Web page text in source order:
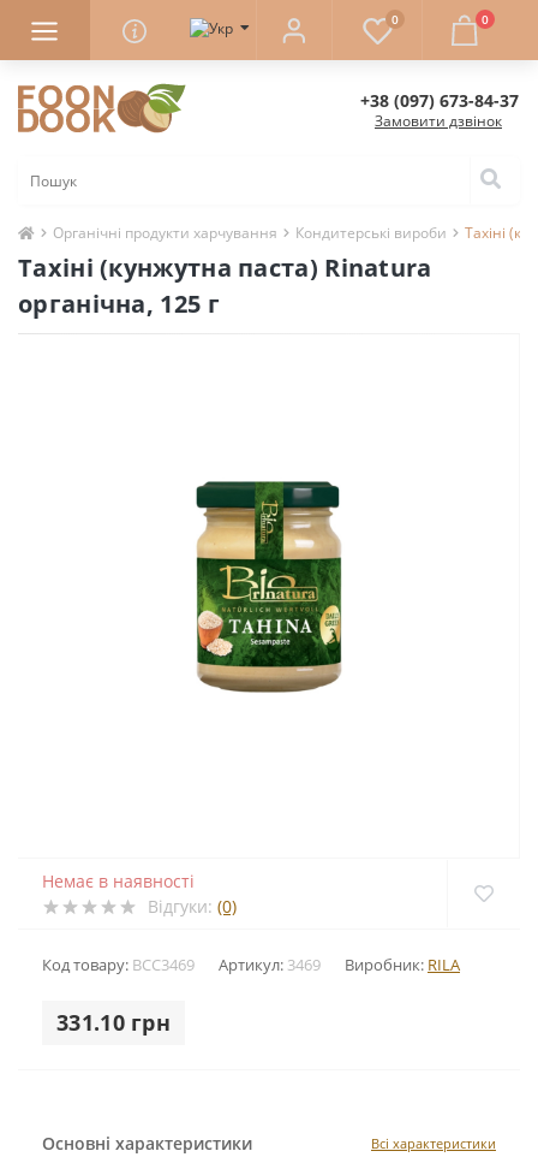
0 0
+38 (097) 673-84-37
Замовити дзвінок
Органічні продукти харчування Кондитерські вироби Тахіні
Тахіні (кунжутна паста) Rinatura
органічна, 125 г
Немає в наявності
Відгуки: (0)
Код товару: BCC3469 Артикул: 3469 Виробник: RILA
331.10 грн
Основні характеристики Всі характеристики